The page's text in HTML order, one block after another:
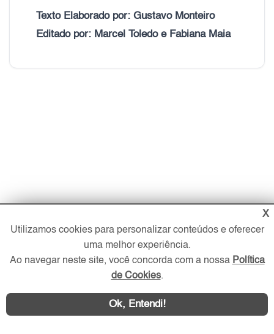
Texto Elaborado por: Gustavo Monteiro
Editado por: Marcel Toledo e Fabiana Maia
X
Utilizamos cookies para personalizar conteúdos e oferecer
uma melhor experiência.
Ao navegar neste site, você concorda com a nossa Política
de Cookies.
Ok, Entendi!